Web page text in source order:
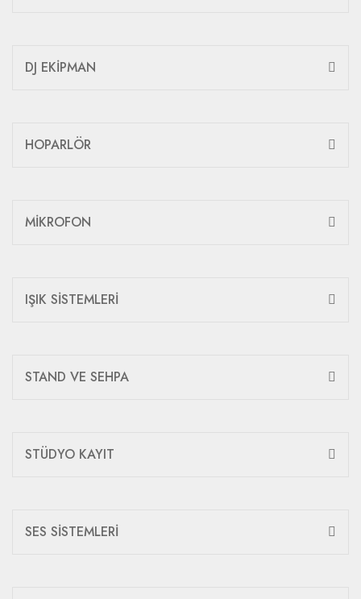
DJ EKİPMAN
HOPARLÖR
MİKROFON
IŞIK SİSTEMLERİ
STAND VE SEHPA
STÜDYO KAYIT
SES SİSTEMLERİ